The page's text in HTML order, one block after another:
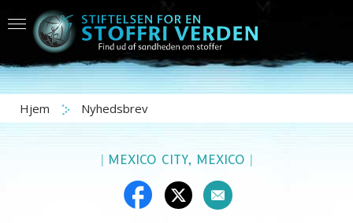
Hjem Nyhedsbrev
| MEXICO CITY, MEXICO |